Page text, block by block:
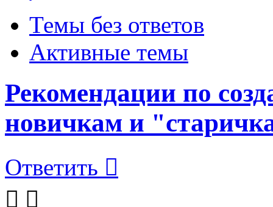
Темы без ответов
Активные темы
Рекомендации по
новичкам и
Ответить